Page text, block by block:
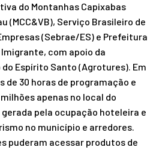
do Montanhas Capixabas
(MCC&VB), Serviço Brasileiro de
(Sebrae/ES) e Prefeitura
Imigrante, com apoio da
Espírito Santo (Agrotures). Em
de 30 horas de programação e
apenas no local do
pela ocupação hoteleira e
no município e arredores.
puderam acessar produtos de